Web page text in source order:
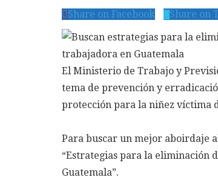
Share on Facebook
Share on
El Ministerio de Trabajo y
tema de prevención y
protección para la niñez víctima
Para buscar un mejor aboirdaje
“Estrategias para la eliminación
Guatemala”.